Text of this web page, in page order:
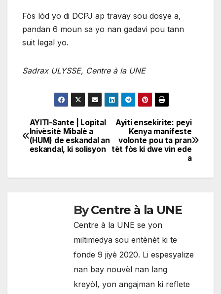
Fòs lòd yo di DCPJ ap travay sou dosye a,
pandan 6 moun sa yo nan gadavi pou tann
suit legal yo.
Sadrax ULYSSE, Centre à la UNE
Navigation
de
Ayiti ensekirite: peyi
Kenya manifeste
volonte pou ta pran
tèt fòs ki dwe vin ede
a
AYITI-Sante | Lopital
Inivèsitè Mibalè a
(HUM) de eskandal an
eskandal, ki solisyon
ByCentre à la UNE
Centre à la UNE se yon
miltimedya sou entènèt ki te
fonde 9 jiyè 2020. Li espesyalize
nan bay nouvèl nan lang
kreyòl, yon angajman ki reflete